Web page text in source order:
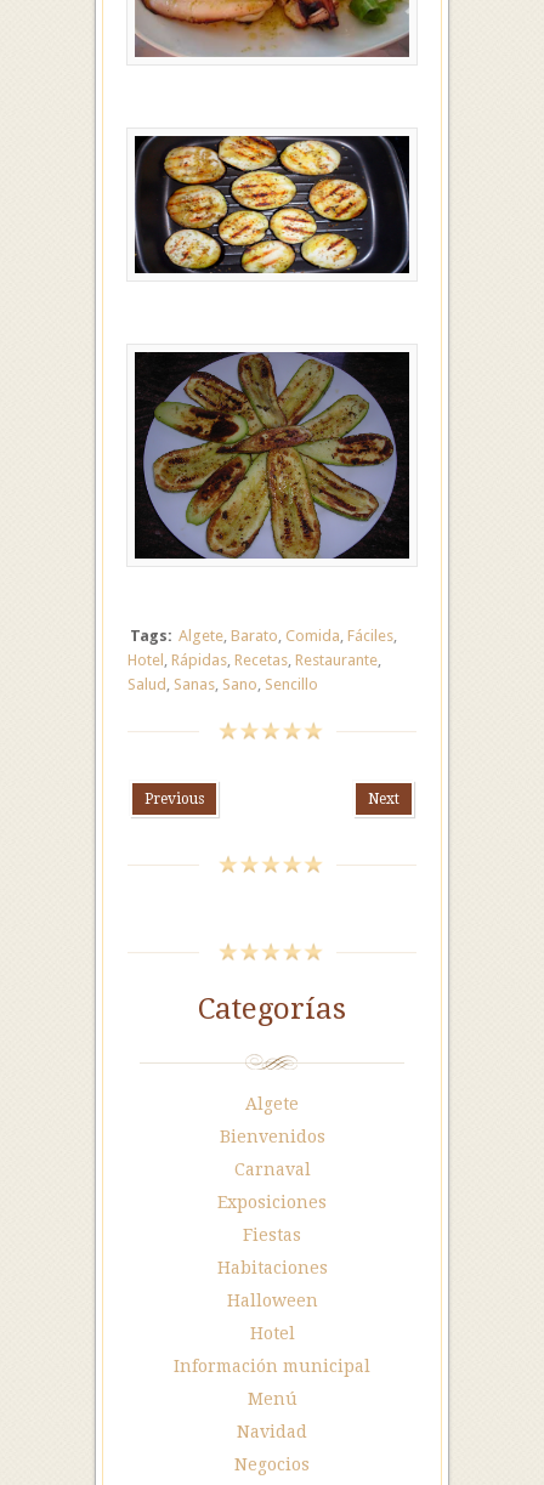
Tags: Algete Barato Comida Fáciles
Hotel Rápidas Recetas Restaurante
Salud Sanas Sano Sencillo
Previous Next
Categorías
Algete
Bienvenidos
Carnaval
Exposiciones
Fiestas
Habitaciones
Halloween
Hotel
Información municipal
Menú
Navidad
Negocios